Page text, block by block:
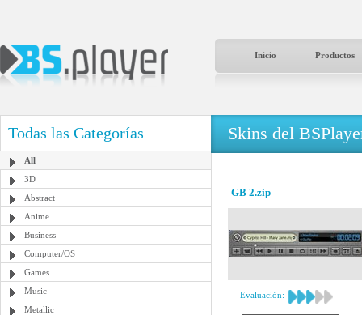
Inicio Productos
Todas las Categorías
All
3D
Abstract
Anime
Business
Computer/OS
Games
Music
Metallic
Skins del
GB 2.zip
Evaluación: